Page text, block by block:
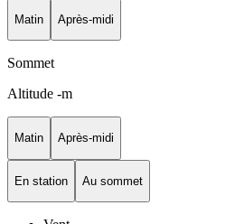
Matin Après-midi
Sommet
Altitude -m
Matin Après-midi
En station Au sommet